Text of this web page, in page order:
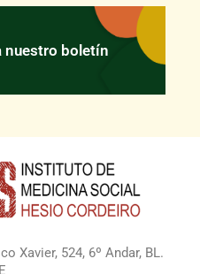
nuestro boletín
Xavier, 524, 6º Andar, BL.
E